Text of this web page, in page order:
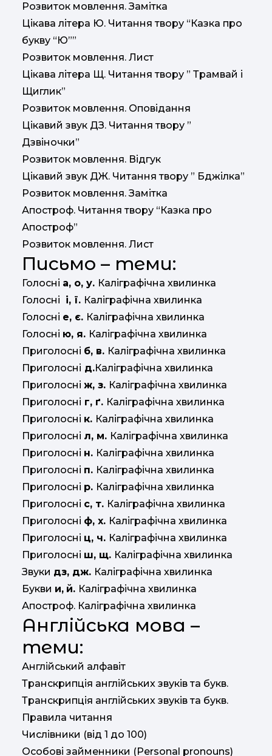
Розвиток мовлення. Замітка
Цікава літера Ю. Читання твору “Казка про
букву “Ю””
Розвиток мовлення. Лист
Цікава літера Щ. Читання твору ” Трамвай і
Щиглик”
Розвиток мовлення. Оповідання
Цікавий звук ДЗ. Читання твору ”
Дзвіночки”
Розвиток мовлення. Відгук
Цікавий звук ДЖ. Читання твору ” Бджілка”
Розвиток мовлення. Замітка
Апостроф. Читання твору “Казка про
Апостроф”
Розвиток мовлення. Лист
Письмо – теми:
Голосні а, о, у. Каліграфічна хвилинка
Голосні і, ї. Каліграфічна хвилинка
Голосні е, є. Каліграфічна хвилинка
Голосні ю, я. Каліграфічна хвилинка
Приголосні б, в. Каліграфічна хвилинка
Приголосні д.Каліграфічна хвилинка
Приголосні ж, з. Каліграфічна хвилинка
Приголосні г, ґ. Каліграфічна хвилинка
Приголосні к. Каліграфічна хвилинка
Приголосні л, м. Каліграфічна хвилинка
Приголосні н. Каліграфічна хвилинка
Приголосні п. Каліграфічна хвилинка
Приголосні р. Каліграфічна хвилинка
Приголосні с, т. Каліграфічна хвилинка
Приголосні ф, х. Каліграфічна хвилинка
Приголосні ц, ч. Каліграфічна хвилинка
Приголосні ш, щ. Каліграфічна хвилинка
Звуки дз, дж. Каліграфічна хвилинка
Букви и, й. Каліграфічна хвилинка
Апостроф. Каліграфічна хвилинка
Англійська мова –
теми:
Англійський алфавіт
Транскрипція англійських звуків та букв.
Транскрипція англійських звуків та букв.
Правила читання
Числівники (від 1 до 100)
Особові займенники (Personal pronouns)